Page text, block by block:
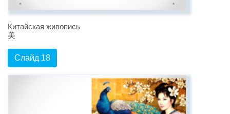
Китайская живопись
美
Слайд 18